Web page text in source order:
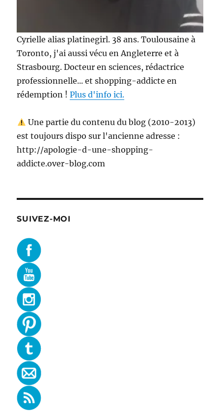
Cyrielle alias platinegirl. 38 ans. Toulousaine à
Toronto, j'ai aussi vécu en Angleterre et à
Strasbourg. Docteur en sciences, rédactrice
professionnelle... et shopping-addicte en
rédemption !Plus d'info ici.
Une partie du contenu du blog (2010-2013)
est toujours dispo sur l'ancienne adresse :
http://apologie-d-une-shopping-
addicte.over-blog.com
SUIVEZ-MOI